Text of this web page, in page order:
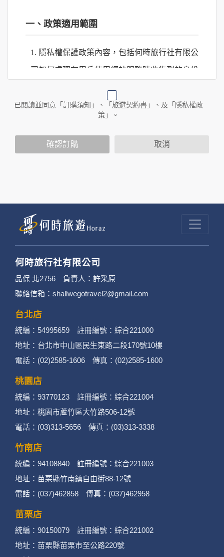
一、政策適用範圍
1. 隱私權保護政策內容，包括何時旅行社有限公
司如何處理在用戶使用網站服務時收集到的身份
份識別資料。
以外的公司 or 網站群，與非何時旅行社有限公
提供的個人資訊，這些廣告廠商或連結網站有其
個別的隱私權保護政策，其資料處理措施不適用
3. 您個人在何時旅行社有限公司旗下網站上的聊
天室或討論區中任意公開個人資料的行為，在非
經加密的保護下，不適用於何時旅行社有限公司
隱私權保護政策。
二、個資蒐集處理利用
2. 蒐集目的：提供本公司相關服務、行銷、客戶
管理、會員管理及其他與第三人合作之行銷推廣
活動。
3. 個人資料類別：
辨識個人者(包含但不限於中英文姓名、地
號、社群．媒體帳號、網路平台申請之帳
號及其他任何可辨識資料本人者等)。
已閱讀並同意「訂購須知」、「旅遊契約書」、及「隱私權政
策」。
確認訂購 取消
何時旅行社有限公司
品保 北2756 負責人：許采原
聯絡信箱：shallwegotravel2@gmail.com
台北店
統編：54995659 註冊編號：綜合221000
地址：台北市中山區民生東路二段170號10樓
電話：(02)2585-1606 傳真：(02)2585-1600
桃園店
統編：93770123 註冊編號：綜合221004
地址：桃園市蘆竹區大竹路506-12號
電話：(03)313-5656 傳真：(03)313-3338
竹南店
統編：94108840 註冊編號：綜合221003
地址：苗栗縣竹南鎮自由街88-12號
電話：(037)462858 傳真：(037)462958
苗栗店
統編：90150079 註冊編號：綜合221002
地址：苗栗縣苗栗市至公路220號